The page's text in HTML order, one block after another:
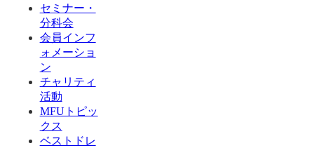
セミナー・
分科会
会員インフ
ォメーショ
ン
チャリティ
活動
MFUトピッ
クス
ベストドレ